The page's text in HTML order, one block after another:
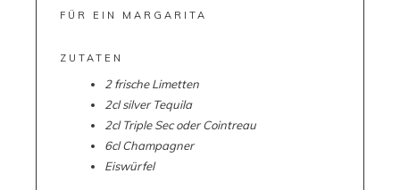
FÜR EIN MARGARITA
ZUTATEN
2 frische Limetten
2cl silver Tequila
2cl Triple Sec oder Cointreau
6cl Champagner
Eiswürfel